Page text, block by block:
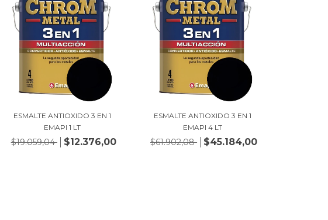
ESMALTE ANTIOXIDO 3 EN 1
EMAPI 1 LT
$19.059,04 $12.376,00
ESMALTE ANTIOXIDO 3 EN 1
EMAPI 4 LT
$61.902,08 $45.184,00